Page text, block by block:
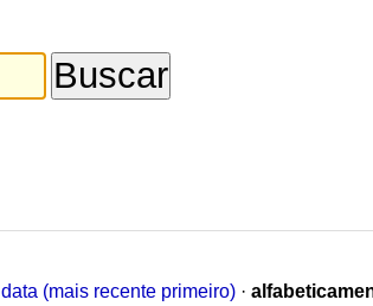
data (mais recente primeiro) ·